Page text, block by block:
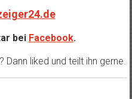
bei Facebook.
Dann liked und teilt ihn gerne.